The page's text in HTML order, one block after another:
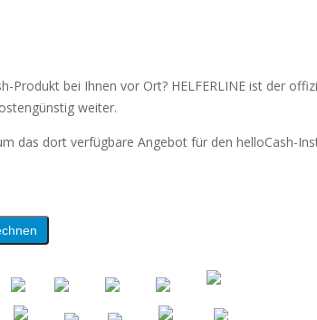
Produkt bei Ihnen vor Ort? HELFERLINE ist der
weiter.
das dort verfügbare Angebot für den helloCash-